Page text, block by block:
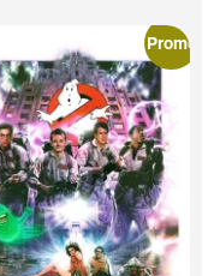
Promo